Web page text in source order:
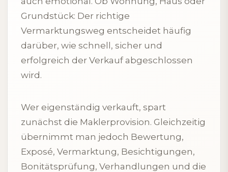
Grundstück: Der richtige
Vermarktungsweg entscheidet häufig
darüber, wie schnell, sicher und
erfolgreich der Verkauf abgeschlossen
wird.
Wer eigenständig verkauft, spart
zunächst die Maklerprovision. Gleichzeitig
übernimmt man jedoch Bewertung,
Exposé, Vermarktung, Besichtigungen,
Bonitätsprüfung, Verhandlungen und die